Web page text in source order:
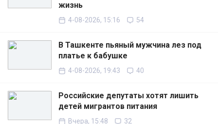
жизнь
4-08-2026, 15:16 54
В Ташкенте пьяный мужчина лез под
платье к бабушке
4-08-2026, 19:43 40
Российские депутаты хотят лишить
детей мигрантов питания
Вчера, 15:48 32